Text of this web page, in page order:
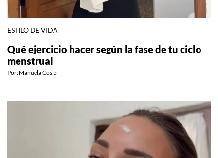
ESTILO DE VIDA
Qué ejercicio hacer según la fase de tu ciclo
menstrual
Por: Manuela Cosío